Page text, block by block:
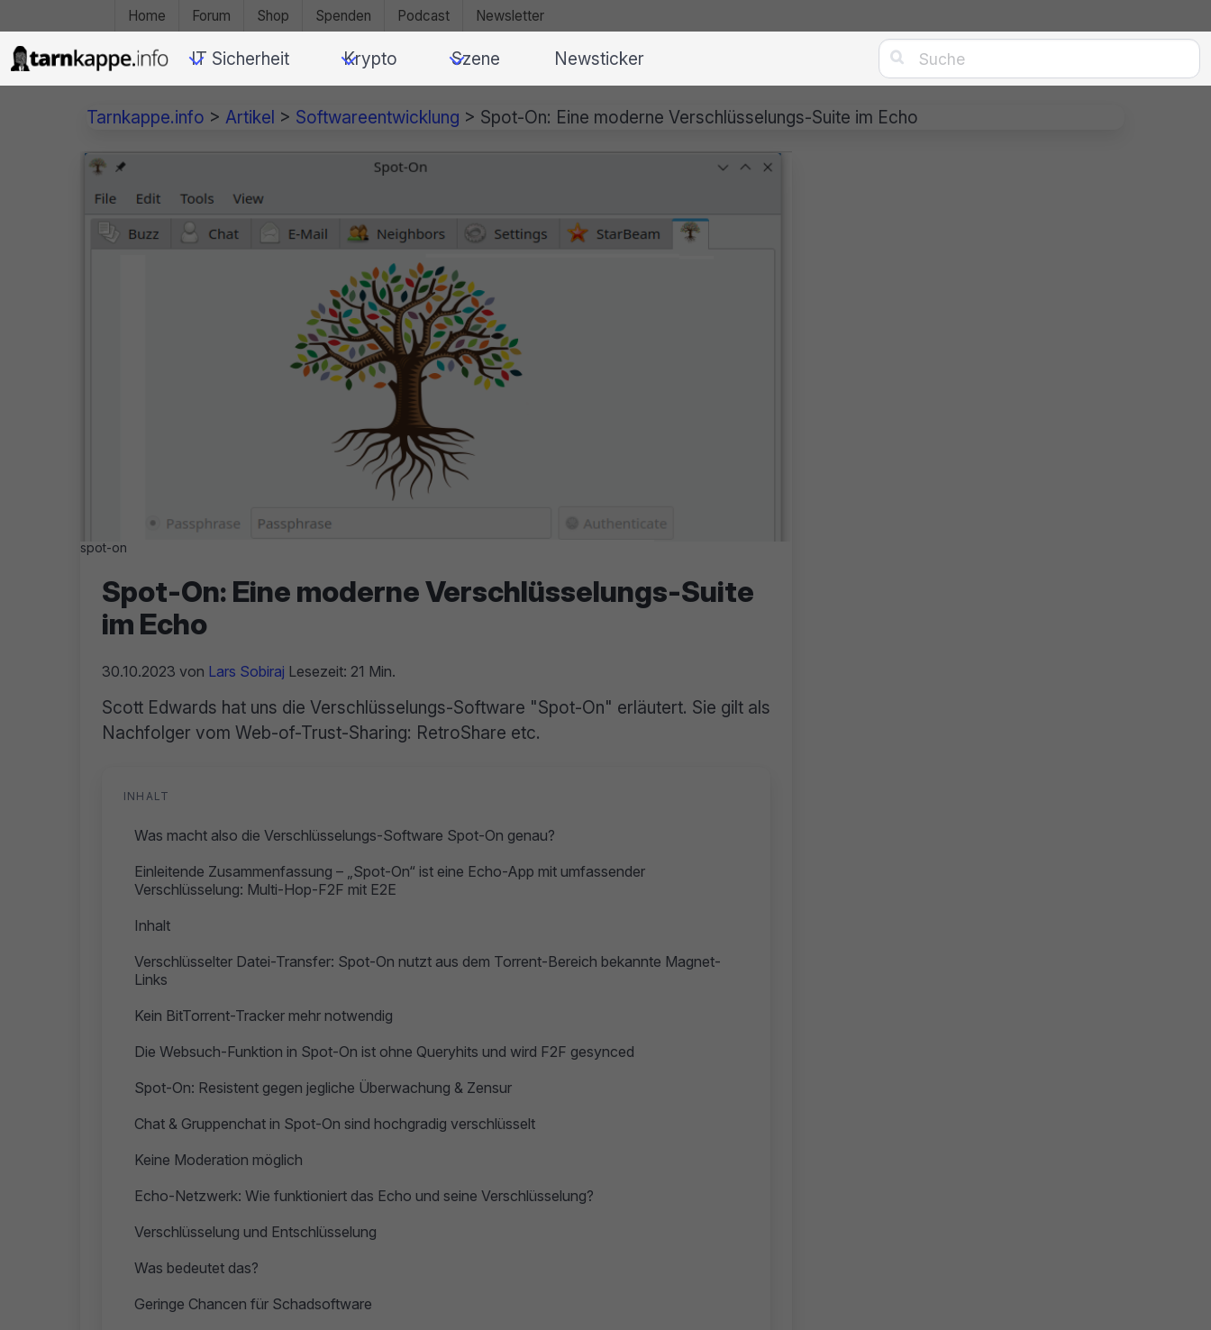
Home Forum Shop Spenden Podcast Newsletter
IT Sicherheit Krypto Szene Newsticker 
Tarnkappe.info > Artikel > Softwareentwicklung > Spot-On: Eine moderne Verschlüsselungs-Suite im Echo
spot-on
Spot-On: Eine moderne Verschlüsselungs-Suite
im Echo
30.10.2023 von Lars Sobiraj Lesezeit: 21 Min.
Scott Edwards hat uns die Verschlüsselungs-Software "Spot-On" erläutert. Sie gilt als
Nachfolger vom Web-of-Trust-Sharing: RetroShare etc.
INHALT
Was macht also die Verschlüsselungs-Software Spot-On genau?
Einleitende Zusammenfassung – „Spot-On“ ist eine Echo-App mit umfassender
Verschlüsselung: Multi-Hop-F2F mit E2E
Inhalt
Verschlüsselter Datei-Transfer: Spot-On nutzt aus dem Torrent-Bereich bekannte Magnet-
Links
Kein BitTorrent-Tracker mehr notwendig
Die Websuch-Funktion in Spot-On ist ohne Queryhits und wird F2F gesynced
Spot-On: Resistent gegen jegliche Überwachung & Zensur
Chat & Gruppenchat in Spot-On sind hochgradig verschlüsselt
Keine Moderation möglich
Echo-Netzwerk: Wie funktioniert das Echo und seine Verschlüsselung?
Verschlüsselung und Entschlüsselung
Was bedeutet das?
Geringe Chancen für Schadsoftware